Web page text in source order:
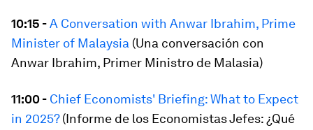
10:15 -A Conversation with Anwar Ibrahim, Prime
Minister of Malaysia (Una conversación con
Anwar Ibrahim, Primer Ministro de Malasia)
11:00 - Chief Economists' Briefing: What to Expect
in 2025?(Informe de los Economistas Jefes: ¿Qué